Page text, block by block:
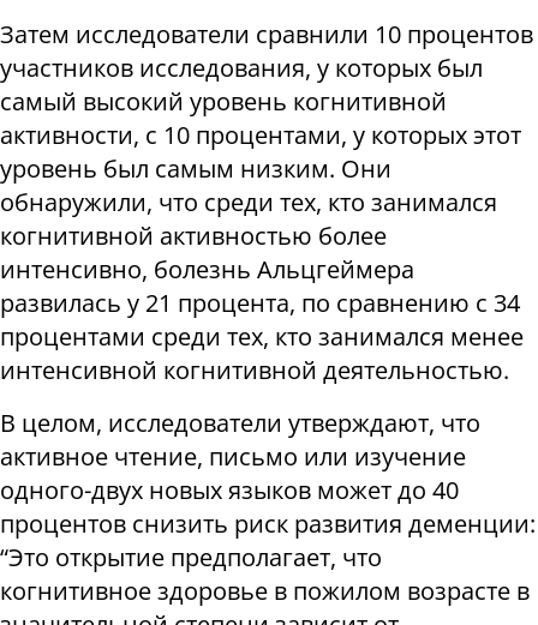
Затем исследователи сравнили 10 процентов
участников исследования, у которых был
самый высокий уровень когнитивной
активности, с 10 процентами, у которых этот
уровень был самым низким. Они
обнаружили, что среди тех, кто занимался
когнитивной активностью более
интенсивно, болезнь Альцгеймера
развилась у 21 процента, по сравнению с 34
процентами среди тех, кто занимался менее
интенсивной когнитивной деятельностью.
В целом, исследователи утверждают, что
активное чтение, письмо или изучение
одного-двух новых языков может до 40
процентов снизить риск развития деменции:
“Это открытие предполагает, что
когнитивное здоровье в пожилом возрасте в